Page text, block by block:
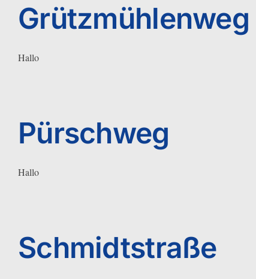
Grützmühlenweg
Hallo
Pürschweg
Hallo
Schmidtstraße